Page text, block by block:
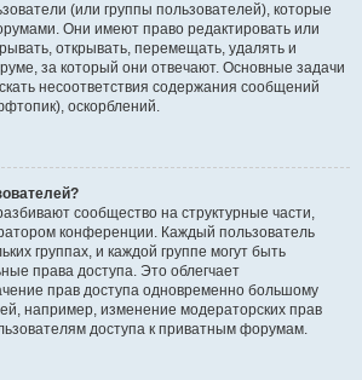
(или группы пользователей), которые
Они имеют право редактировать или
открывать, перемещать, удалять и
за который они отвечают. Основные задачи
несоответствия содержания сообщений
оскорблений.
сообщество на структурные части,
конференции. Каждый пользователь
группах, и каждой группе могут быть
права доступа. Это облегчает
прав доступа одновременно большому
например, изменение модераторских прав
доступа к приватным форумам.